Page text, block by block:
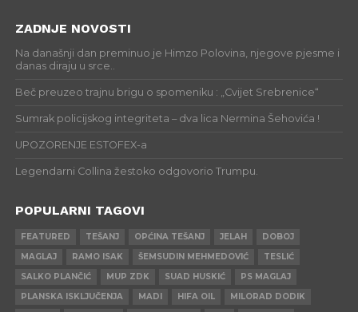
ZADNJE NOVOSTI
Na današnji dan preminuo je Himzo Polovina, njegove pjesme i
danas diraju u srce..
Beč preuzeo trajnu brigu o spomeniku : „Cvijet Srebrenice“
Sumrak policijskog integriteta – dva lica Nermina Šehovića !
UPOZORENJE ESTOFEX-a
Legendarni Collina žestoko odgovorio Trumpu.
POPULARNI TAGOVI
FEATURED TEŠANJ OPĆINA TEŠANJ JELAH
DOBOJ
MAGLAJ
RAMO ISAK ŠEMSUDIN MEHMEDOVIĆ
TESLIĆ
SALKO PLANČIĆ
MUP ZDK SUAD HUSKIĆ
PS MAGLAJ
PLANSKA ISKLJUČENJA
MADI HIFA OIL
MILORAD DODIK